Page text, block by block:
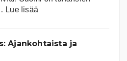
Lue lisää
ja
Ajankohtaista ja